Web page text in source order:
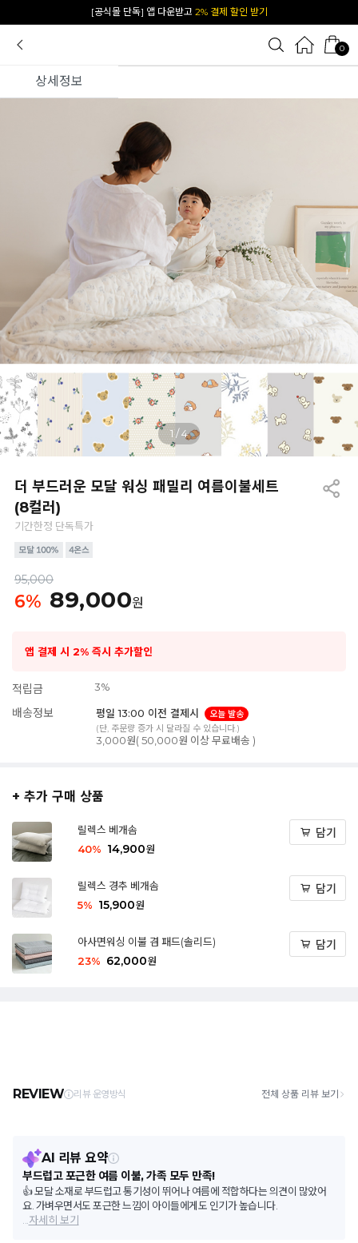
카카오 플친 추가하면1천원 즉시 할인 쿠폰
0
상세정보
1 /4
더 부드러운 모달 워싱 패밀리 여름이불세트
(8컬러)
기간한정 단독특가
95,000
6% 89,000원
앱 결제 시 2% 즉시 추가할인
적립금 3%
배송정보 평일 13:00 이전 결제시
오늘 발송
(단, 주문량 증가 시 달라질 수 있습니다.)
3,000원( 50,000원 이상 무료배송 )
+ 추가 구매 상품
릴렉스 베개솜
40% 14,900원
담기
릴렉스 경추 베개솜
5% 15,900원
담기
아사면워싱 이불 겸 패드(솔리드)
23% 62,000원
담기